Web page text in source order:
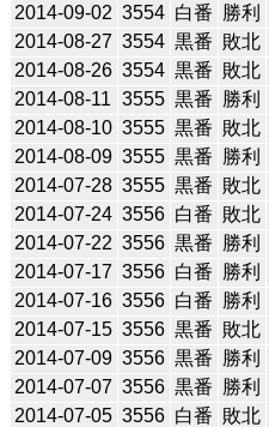
2014-09-02 3554 白番 勝利
2014-08-27 3554 黒番 敗北
2014-08-26 3554 黒番 敗北
2014-08-11 3555 黒番 勝利
2014-08-10 3555 黒番 敗北
2014-08-09 3555 黒番 勝利
2014-07-28 3555 黒番 敗北
2014-07-24 3556 白番 敗北
2014-07-22 3556 黒番 勝利
2014-07-17 3556 白番 勝利
2014-07-16 3556 白番 勝利
2014-07-15 3556 黒番 敗北
2014-07-09 3556 黒番 勝利
2014-07-07 3556 黒番 勝利
2014-07-05 3556 白番 敗北